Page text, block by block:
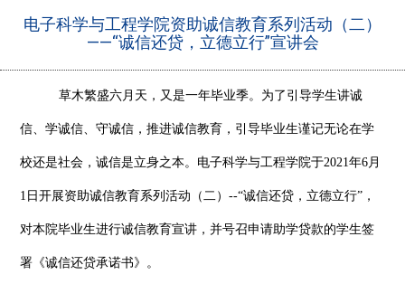
电子科学与工程学院资助诚信教育系列活动（二）
——“诚信还贷，立德立行”宣讲会
草木繁盛六月天，又是一年毕业季。为了引导学生讲诚
信、学诚信、守诚信，推进诚信教育，引导毕业生谨记无论在学
校还是社会，诚信是立身之本。电子科学与工程学院于2021年6月
1日开展资助诚信教育系列活动（二）--“诚信还贷，立德立行”，
对本院毕业生进行诚信教育宣讲，并号召申请助学贷款的学生签
署《诚信还贷承诺书》。